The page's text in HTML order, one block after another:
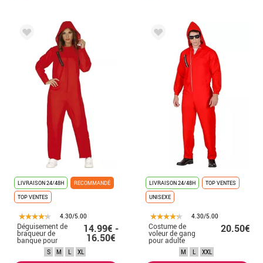
LIVRAISON 24/48H
RECOMMANDÉ
TOP VENTES
4.30/5.00
Déguisement de
braqueur de
banque pour
femme
14.99€ -
16.50€
S M L XL
LIVRAISON 24/48H
TOP VENTES
UNISEXE
4.30/5.00
Costume de
voleur de gang
pour adulte
20.50€
M L XXL